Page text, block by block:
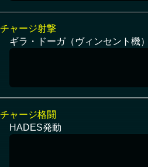
チャージ射撃
ギラ・ドーガ（ヴィンセント機
チャージ格闘
HADES発動